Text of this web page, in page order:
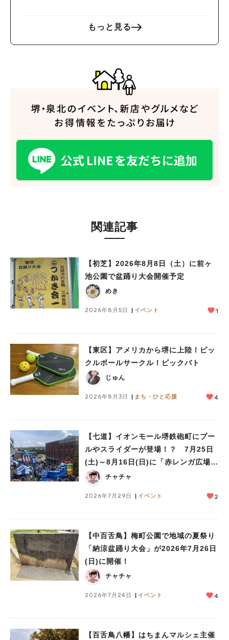
もっと見る
関連記事
【初芝】2026年8月8日（土）に前ヶ
池公園で盆踊り大会開催予定
めき
2026年8月5日 イベント 1
【東区】アメリカから堺に上陸！ピッ
クルボールサークル！ピックバト
じゅん
2026年8月3日 まち・ひと応援 4
【七道】イオンモール堺鉄砲町にプー
ルやスライダーが登場！？ 7月25日
(土)～8月16日(日)に「赤レンガ広場
Kid’s Water PARK 2026」が開催
チャチャ
2026年7月29日 イベント 2
【中百舌鳥】梅町公園で地域の夏祭り
「納涼盆踊り大会」が2026年7月26日
(日)に開催！
チャチャ
2026年7月24日 イベント 4
【百舌鳥八幡】はちまんマルシェ主催
#泉ヶ丘駅#栂・美木多駅 #光明池駅 #なかもず駅 #深井駅#ランチ#カフェ
#あなたはどっち？